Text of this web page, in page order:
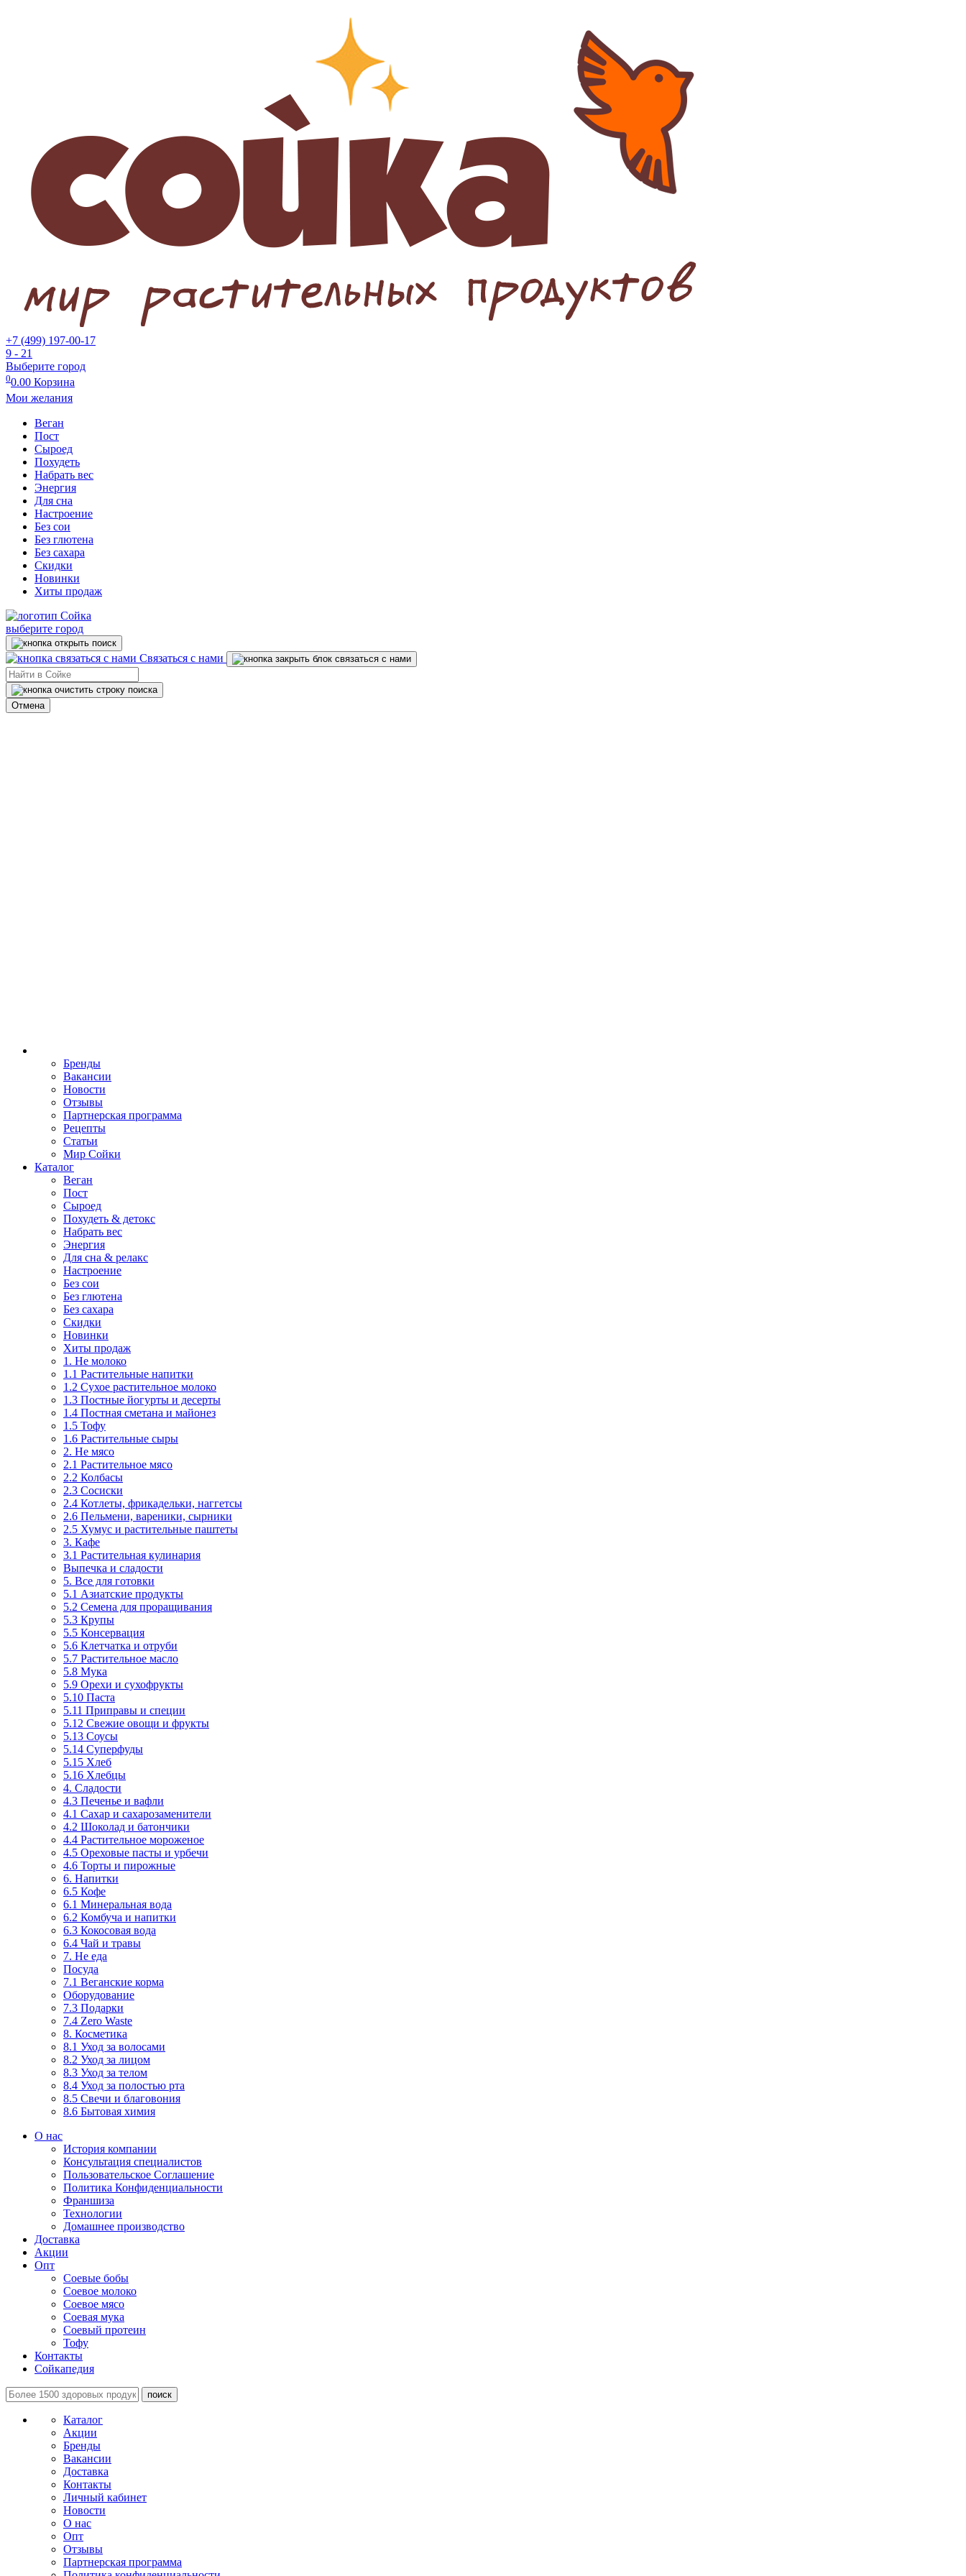
+7 (499) 197-00-17
9 - 21
Выберите город
00.00 Корзина
Мои желания
Веган
Пост
Сыроед
Похудеть
Набрать вес
Энергия
Для сна
Настроение
Без сои
Без глютена
Без сахара
Скидки
Новинки
Хиты продаж
выберите город
Связаться с нами
Отмена
Бренды
Вакансии
Новости
Отзывы
Партнерская программа
Рецепты
Статьи
Мир Сойки
Каталог
Веган
Пост
Сыроед
Похудеть & детокс
Набрать вес
Энергия
Для сна & релакс
Настроение
Без сои
Без глютена
Без сахара
Скидки
Новинки
Хиты продаж
1. Не молоко
1.1 Растительные напитки
1.2 Сухое растительное молоко
1.3 Постные йогурты и десерты
1.4 Постная сметана и майонез
1.5 Тофу
1.6 Растительные сыры
2. Не мясо
2.1 Растительное мясо
2.2 Колбасы
2.3 Сосиски
2.4 Котлеты, фрикадельки, наггетсы
2.6 Пельмени, вареники, сырники
2.5 Хумус и растительные паштеты
3. Кафе
3.1 Растительная кулинария
Выпечка и сладости
5. Все для готовки
5.1 Азиатские продукты
5.2 Семена для проращивания
5.3 Крупы
5.5 Консервация
5.6 Клетчатка и отруби
5.7 Растительное масло
5.8 Мука
5.9 Орехи и сухофрукты
5.10 Паста
5.11 Приправы и специи
5.12 Свежие овощи и фрукты
5.13 Соусы
5.14 Суперфуды
5.15 Хлеб
5.16 Хлебцы
4. Сладости
4.3 Печенье и вафли
4.1 Сахар и сахарозаменители
4.2 Шоколад и батончики
4.4 Растительное мороженое
4.5 Ореховые пасты и урбечи
4.6 Торты и пирожные
6. Напитки
6.5 Кофе
6.1 Минеральная вода
6.2 Комбуча и напитки
6.3 Кокосовая вода
6.4 Чай и травы
7. Не еда
Посуда
7.1 Веганские корма
Оборудование
7.3 Подарки
7.4 Zero Waste
8. Косметика
8.1 Уход за волосами
8.2 Уход за лицом
8.3 Уход за телом
8.4 Уход за полостью рта
8.5 Свечи и благовония
8.6 Бытовая химия
О нас
История компании
Консультация специалистов
Пользовательское Соглашение
Политика Конфиденциальности
Франшиза
Технологии
Домашнее производство
Доставка
Акции
Опт
Соевые бобы
Соевое молоко
Соевое мясо
Соевая мука
Соевый протеин
Тофу
Контакты
Сойкапедия
поиск
Каталог
Акции
Бренды
Вакансии
Доставка
Контакты
Личный кабинет
Новости
О нас
Опт
Отзывы
Партнерская программа